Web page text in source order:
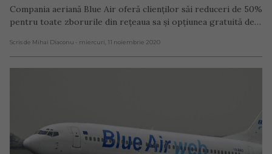
Compania aeriană Blue Air oferă clienților săi reduceri de 50%
pentru toate zborurile din rețeaua sa și opțiunea gratuită de…
Scris de Mihai Diaconu - miercuri, 11 noiembrie 2020